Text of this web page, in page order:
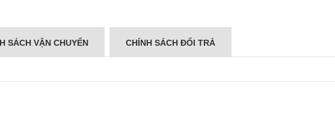
SÁCH VẬN CHUYỂN CHÍNH SÁCH ĐỔI TRẢ